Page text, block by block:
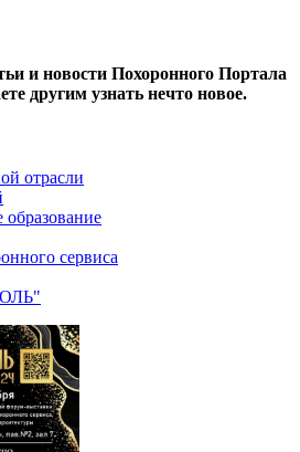
и новости Похоронного Портала
другим узнать нечто новое.
отрасли
сервиса